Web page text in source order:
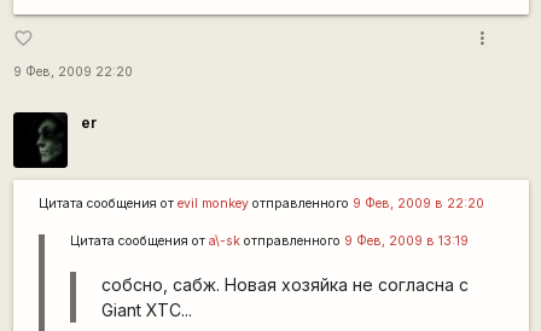
favorite_border
9 Фев, 2009 22:20
more_vert
er
Цитата сообщения от evil monkeyотправленного 9 Фев, 2009 в 22:20
Цитата сообщения от a\-skотправленного 9 Фев, 2009 в 13:19
собсно, сабж. Новая хозяйка не согласна с
Giant XTC...